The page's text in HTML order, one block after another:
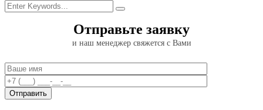
Отправьте заявку
и наш менеджер свяжется с Вами